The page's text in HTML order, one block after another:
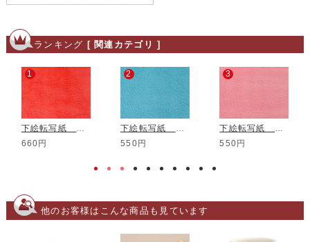
ランキング [ 関連カテゴリ ]
1
下絵転写紙 レッド
660円
2
下絵転写紙 トルコ青
550円
3
下絵転写紙 ピンク
550円
他のお客様はこんな商品も見ています